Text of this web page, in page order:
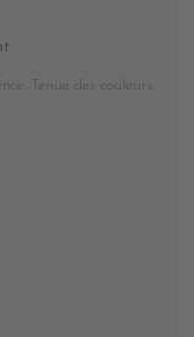
Tenue des couleurs